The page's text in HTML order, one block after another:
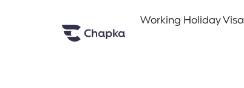
Working Holiday Visa